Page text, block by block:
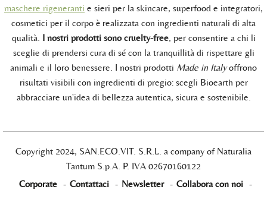
maschere rigeneranti e sieri per la skincare, superfood e integratori,
cosmetici per il corpo è realizzata con ingredienti naturali di alta
qualità. I nostri prodotti sono cruelty-free, per consentire a chi li
sceglie di prendersi cura di sé con la tranquillità di rispettare gli
animali e il loro benessere. I nostri prodotti Made in Italyoffrono
risultati visibili con ingredienti di pregio: scegli Bioearth per
abbracciare un'idea di bellezza autentica, sicura e sostenibile.
Copyright 2024, SAN.ECO.VIT. S.R.L. a company of Naturalia
Tantum S.p.A. P. IVA 02670160122
Corporate - Contattaci - Newsletter - Collabora con noi -